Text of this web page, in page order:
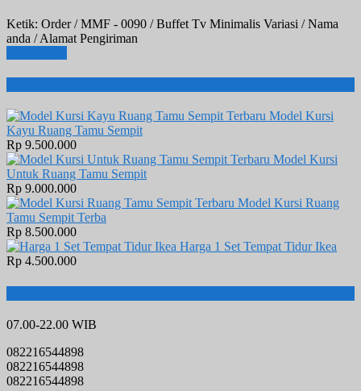
Ketik: Order / MMF - 0090 / Buffet Tv Minimalis Variasi / Nama
anda / Alamat Pengiriman
Model Kursi
Kayu Ruang Tamu Sempit
Rp 9.500.000
Model Kursi
Untuk Ruang Tamu Sempit
Rp 9.000.000
Model Kursi Ruang
Tamu Sempit Terba
Rp 8.500.000
Harga 1 Set Tempat Tidur Ikea
Rp 4.500.000
07.00-22.00 WIB
082216544898
082216544898
082216544898